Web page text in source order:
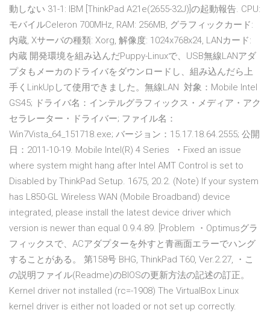
動しない 31-1: IBM [ThinkPad A21e(2655-32J)]の起動報告. CPU:
モバイルCeleron 700MHz, RAM: 256MB, グラフィックカード:
内蔵, Xサーバの種類: Xorg, 解像度: 1024x768x24, LANカード:
内蔵 開発環境を組み込んだPuppy-Linuxで、USB無線LANアダ
プタもメーカのドライバをダウンロードし、組み込んだら上
手くLinkUpして使用できました。無線LAN 対象：Mobile Intel
GS45; ドライバ名：インテルグラフィックス・メディア・アク
セラレーター・ドライバー; ファイル名：
Win7Vista_64_151718.exe; バージョン：15.17.18.64.2555; 公開
日：2011-10-19. Mobile Intel(R) 4 Series ・Fixed an issue
where system might hang after Intel AMT Control is set to
Disabled by ThinkPad Setup. 1675, 20.2. (Note) If your system
has L850-GL Wireless WAN (Mobile Broadband) device
integrated, please install the latest device driver which
version is newer than equal 0.9.4.89. [Problem ・Optimusグラ
フィックスで、ACアダプターを外すと青画面エラーでハング
することがある。 第158号 BHG, ThinkPad T60, Ver.2.27, ・こ
の説明ファイル(Readme)のBIOSの更新方法の記述の訂正。
Kernel driver not installed (rc=-1908) The VirtualBox Linux
kernel driver is either not loaded or not set up correctly.